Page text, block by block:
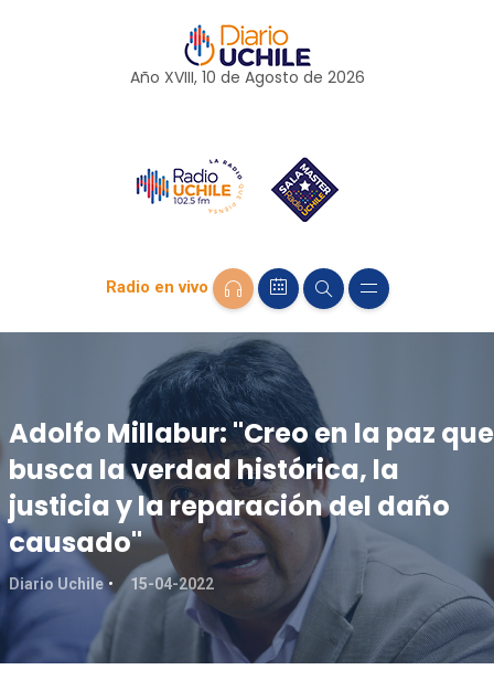
Año XVIII, 10 de Agosto de 2026
Radio en vivo
Adolfo Millabur: "Creo en la paz que
busca la verdad histórica, la
justicia y la reparación del daño
causado"
Diario Uchile 15-04-2022